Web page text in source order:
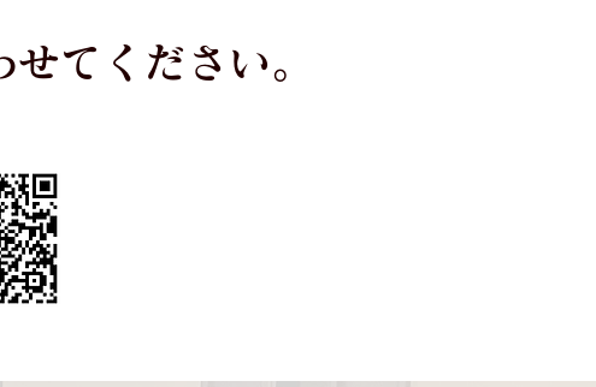
てください。